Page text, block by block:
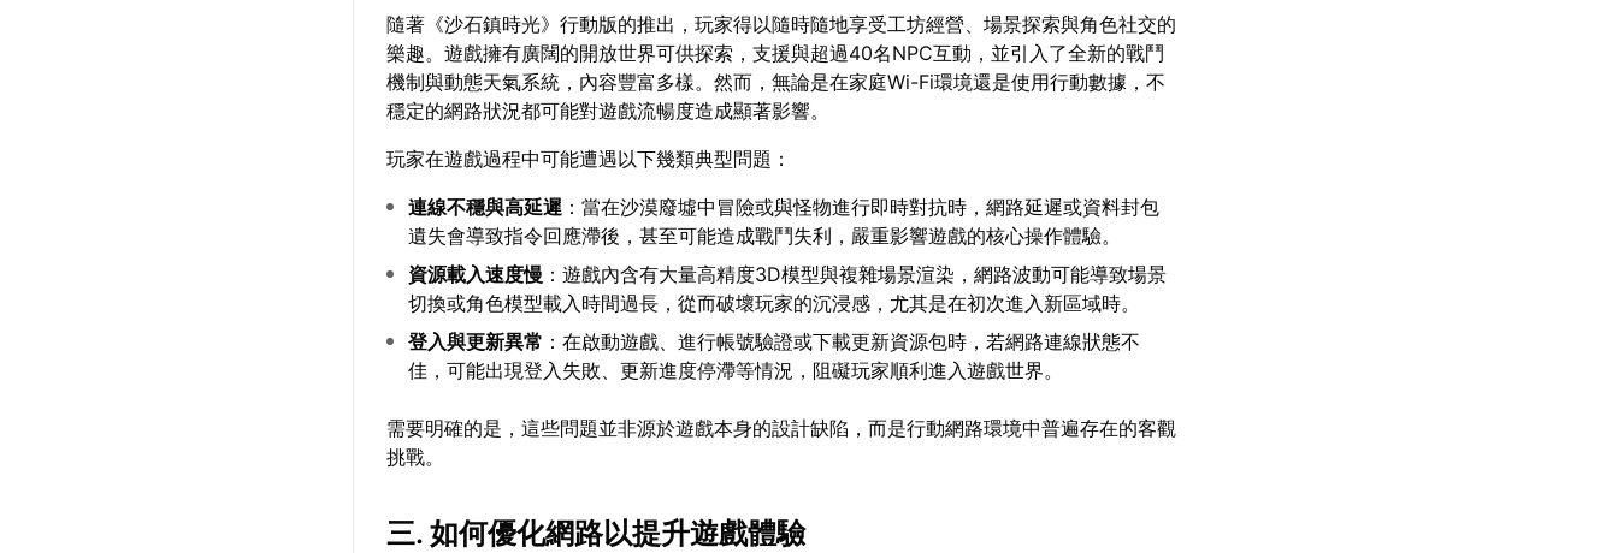
隨著《沙石鎮時光》行動版的推出，玩家得以隨時隨地享受工坊經營、場景探索與角色社交的
樂趣。遊戲擁有廣闊的開放世界可供探索，支援與超過40名NPC互動，並引入了全新的戰鬥
機制與動態天氣系統，內容豐富多樣。然而，無論是在家庭Wi-Fi環境還是使用行動數據，不
穩定的網路狀況都可能對遊戲流暢度造成顯著影響。
玩家在遊戲過程中可能遭遇以下幾類典型問題：
連線不穩與高延遲 ：當在沙漠廢墟中冒險或與怪物進行即時對抗時，網路延遲或資料封包
遺失會導致指令回應滯後，甚至可能造成戰鬥失利，嚴重影響遊戲的核心操作體驗。
資源載入速度慢 ：遊戲內含有大量高精度3D模型與複雜場景渲染，網路波動可能導致場景
切換或角色模型載入時間過長，從而破壞玩家的沉浸感，尤其是在初次進入新區域時。
登入與更新異常 ：在啟動遊戲、進行帳號驗證或下載更新資源包時，若網路連線狀態不
佳，可能出現登入失敗、更新進度停滯等情況，阻礙玩家順利進入遊戲世界。
需要明確的是，這些問題並非源於遊戲本身的設計缺陷，而是行動網路環境中普遍存在的客觀
挑戰。
三. 如何優化網路以提升遊戲體驗